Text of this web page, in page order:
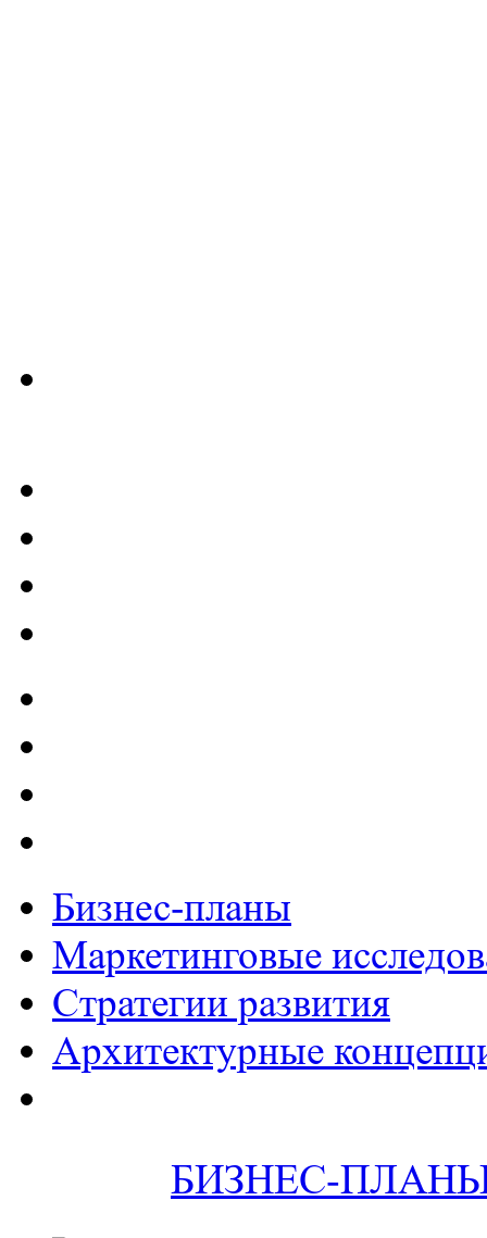
Бизнес-планы
Маркетинговые
Стратегии развития
Архитектурные
БИЗНЕС-